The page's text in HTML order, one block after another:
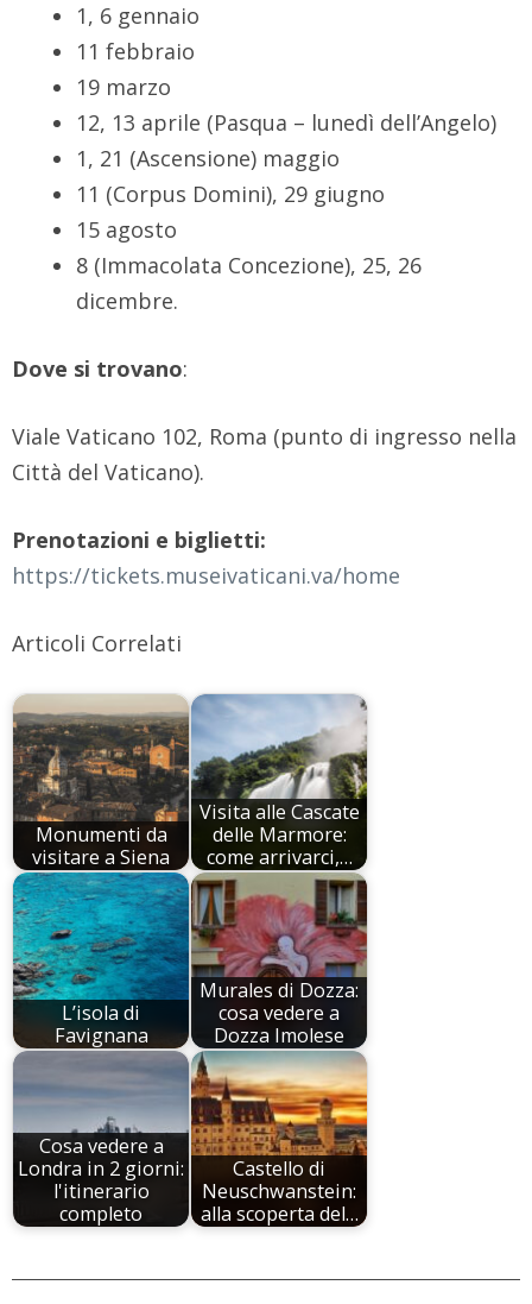
1, 6 gennaio
11 febbraio
19 marzo
12, 13 aprile (Pasqua – lunedì dell’Angelo)
1, 21 (Ascensione) maggio
11 (Corpus Domini), 29 giugno
15 agosto
8 (Immacolata Concezione), 25, 26
dicembre.
Dove si trovano:
Viale Vaticano 102, Roma (punto di ingresso nella
Città del Vaticano).
Prenotazioni e biglietti:
https://tickets.museivaticani.va/home
Articoli Correlati
Monumenti da
visitare a Siena
Visita alle Cascate
delle Marmore:
come arrivarci,…
L’isola di
Favignana
Murales di Dozza:
cosa vedere a
Dozza Imolese
Cosa vedere a
Londra in 2 giorni:
l'itinerario
completo
Castello di
Neuschwanstein:
alla scoperta del…